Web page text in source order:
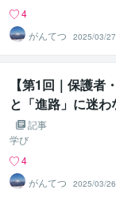
4
がんてつ
2025/03/27
【第1回｜保護者
と「進路」に迷
グで伝えたいこと
記事
学び
4
がんてつ
2025/03/26